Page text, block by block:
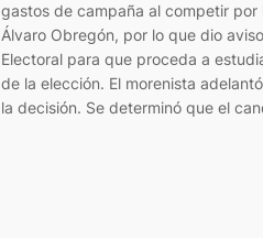
gastos de campaña al competir por
Álvaro Obregón, por lo que dio
Electoral para que proceda a
de la elección. El morenista
la decisión. Se determinó que el